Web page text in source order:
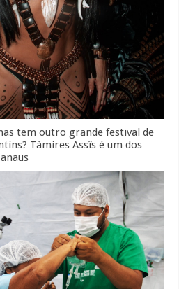
tem outro grande festival de
Tàmires Assîs é um dos